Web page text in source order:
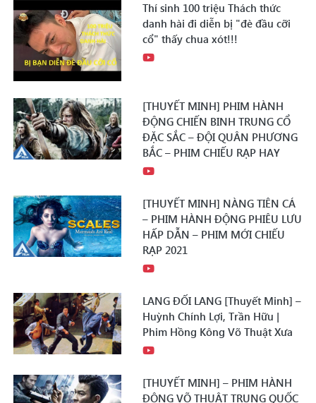
Thí sinh 100 triệu Thách thức
danh hài đi diễn bị "đè đầu cỡi
cổ" thấy chua xót!!!
[THUYẾT MINH] PHIM HÀNH
ĐỘNG CHIẾN BINH TRUNG CỔ
ĐẶC SẮC – ĐỘI QUÂN PHƯƠNG
BẮC – PHIM CHIẾU RẠP HAY
[THUYẾT MINH] NÀNG TIÊN CÁ
– PHIM HÀNH ĐỘNG PHIÊU LƯU
HẤP DẪN – PHIM MỚI CHIẾU
RẠP 2021
LANG ĐỐI LANG [Thuyết Minh] –
Huỳnh Chính Lợi, Trần Hữu |
Phim Hồng Kông Võ Thuật Xưa
[THUYẾT MINH] – PHIM HÀNH
ĐỘNG VÕ THUẬT TRUNG QUỐC